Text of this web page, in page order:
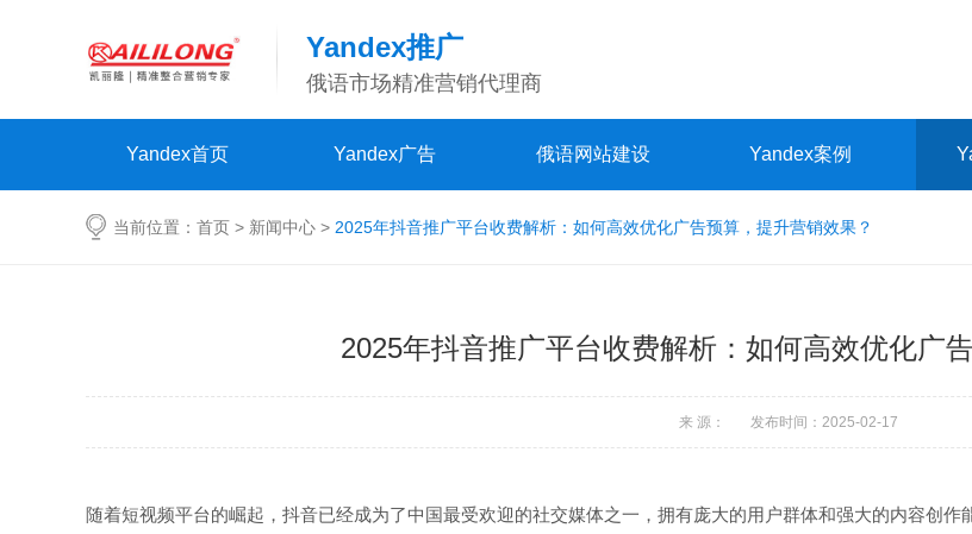
Yandex推广
俄语市场精准营销代理商
Yandex首页 Yandex广告 俄语网站建设 Yandex案例
当前位置： 首页 > 新闻中心 > 2025年抖音推广平台收费解析：如何高效优化广告预算，提升营销效果？
2025年抖音推广平台收费解析：如何高效优化广
来 源： 发布时间：2025-02-17
随着短视频平台的崛起，抖音已经成为了中国最受欢迎的社交媒体之一，拥有庞大的用户群体和强大的内容创